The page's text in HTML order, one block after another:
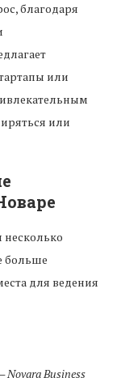
благодаря
или
или
несколько
больше
для ведения
Novara Business